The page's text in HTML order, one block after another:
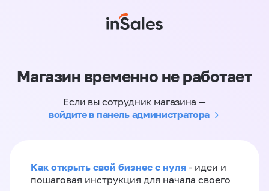
Магазин временно не работает
Если вы сотрудник магазина —
войдите в панель администратора
Как открыть свой бизнес с нуля - идеи и
пошаговая инструкция для начала своего